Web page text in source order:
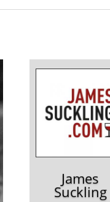
James
Suckling